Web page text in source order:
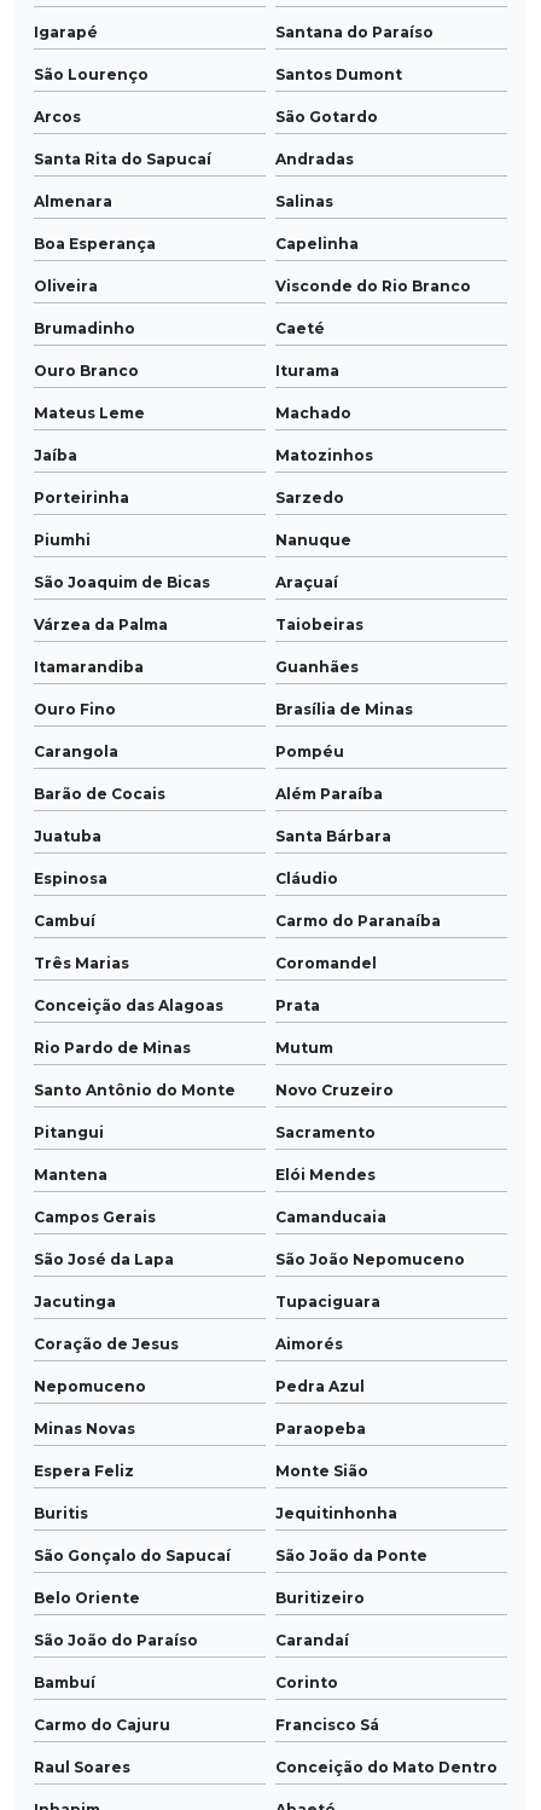
Igarapé Santana do Paraíso
São Lourenço Santos Dumont
Arcos São Gotardo
Santa Rita do Sapucaí Andradas
Almenara Salinas
Boa Esperança Capelinha
Oliveira Visconde do Rio Branco
Brumadinho Caeté
Ouro Branco Iturama
Mateus Leme Machado
Jaíba Matozinhos
Porteirinha Sarzedo
Piumhi Nanuque
São Joaquim de Bicas Araçuaí
Várzea da Palma Taiobeiras
Itamarandiba Guanhães
Ouro Fino Brasília de Minas
Carangola Pompéu
Barão de Cocais Além Paraíba
Juatuba Santa Bárbara
Espinosa Cláudio
Cambuí Carmo do Paranaíba
Três Marias Coromandel
Conceição das Alagoas Prata
Rio Pardo de Minas Mutum
Santo Antônio do Monte Novo Cruzeiro
Pitangui Sacramento
Mantena Elói Mendes
Campos Gerais Camanducaia
São José da Lapa São João Nepomuceno
Jacutinga Tupaciguara
Coração de Jesus Aimorés
Nepomuceno Pedra Azul
Minas Novas Paraopeba
Espera Feliz Monte Sião
Buritis Jequitinhonha
São Gonçalo do Sapucaí São João da Ponte
Belo Oriente Buritizeiro
São João do Paraíso Carandaí
Bambuí Corinto
Carmo do Cajuru Francisco Sá
Raul Soares Conceição do Mato Dentro